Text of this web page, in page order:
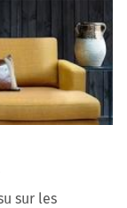
sur les